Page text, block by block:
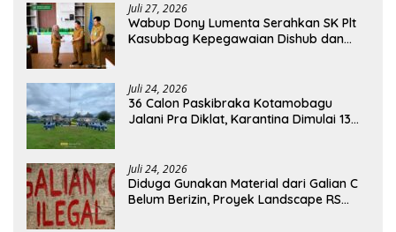
Juli 27, 2026
Wabup Dony Lumenta Serahkan SK Plt
Kasubbag Kepegawaian Dishub dan
Juli 24, 2026
36 Calon Paskibraka Kotamobagu
Jalani Pra Diklat, Karantina Dimulai 13
Juli 24, 2026
Diduga Gunakan Material dari Galian C
Belum Berizin, Proyek Landscape RS